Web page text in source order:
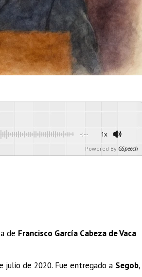
-:-- 1x
Powered By GSpeech
de Francisco García Cabeza de Vaca
julio de 2020. Fue entregado a Segob,